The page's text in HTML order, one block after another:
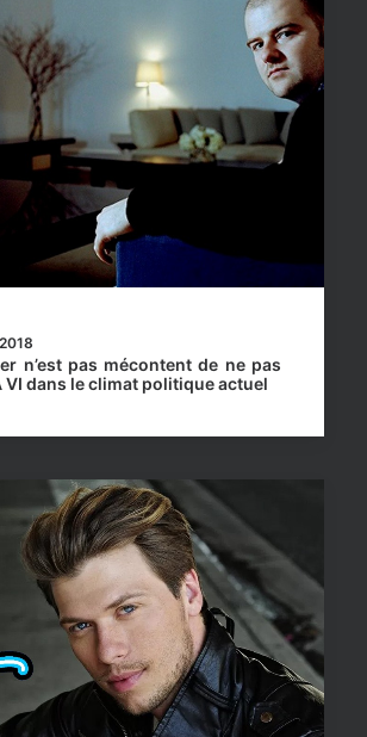
n’est pas mécontent de ne pas
VI dans le climat politique actuel